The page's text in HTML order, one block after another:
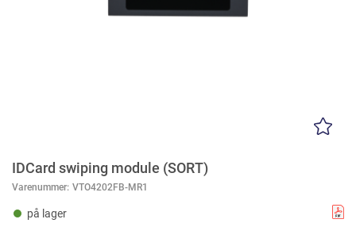
IDCard swiping module (SORT)
Varenummer: VTO4202FB-MR1
på lager